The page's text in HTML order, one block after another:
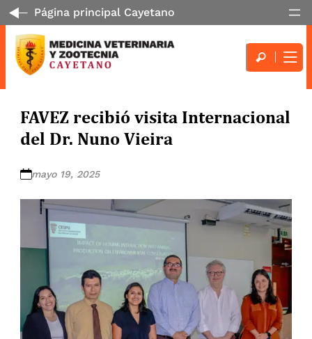
Página principal Cayetano
FAVEZ recibió visita Internacional
del Dr. Nuno Vieira
mayo 19, 2025